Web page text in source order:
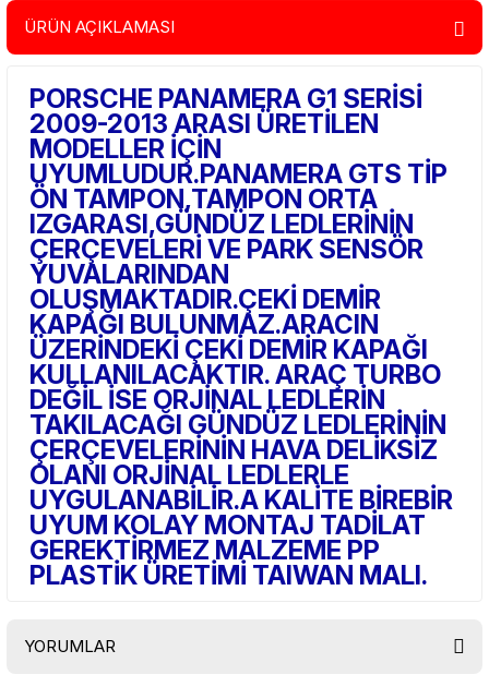
ÜRÜN AÇIKLAMASI
PORSCHE PANAMERA G1 SERİSİ
2009-2013 ARASI ÜRETİLEN
MODELLER İÇİN
UYUMLUDUR.PANAMERA GTS TİP
ÖN TAMPON,TAMPON ORTA
IZGARASI,GÜNDÜZ LEDLERİNİN
ÇERÇEVELERİ VE PARK SENSÖR
YUVALARINDAN
OLUŞMAKTADIR.ÇEKİ DEMİR
KAPAĞI BULUNMAZ.ARACIN
ÜZERİNDEKİ ÇEKİ DEMİR KAPAĞI
KULLANILACAKTIR. ARAÇ TURBO
DEĞİL İSE ORJİNAL LEDLERİN
TAKILACAĞI GÜNDÜZ LEDLERİNİN
ÇERÇEVELERİNİN HAVA DELİKSİZ
OLANI ORJİNAL LEDLERLE
UYGULANABİLİR.A KALİTE BİREBİR
UYUM KOLAY MONTAJ TADİLAT
GEREKTİRMEZ MALZEME PP
PLASTİK ÜRETİMİ TAIWAN MALI.
YORUMLAR